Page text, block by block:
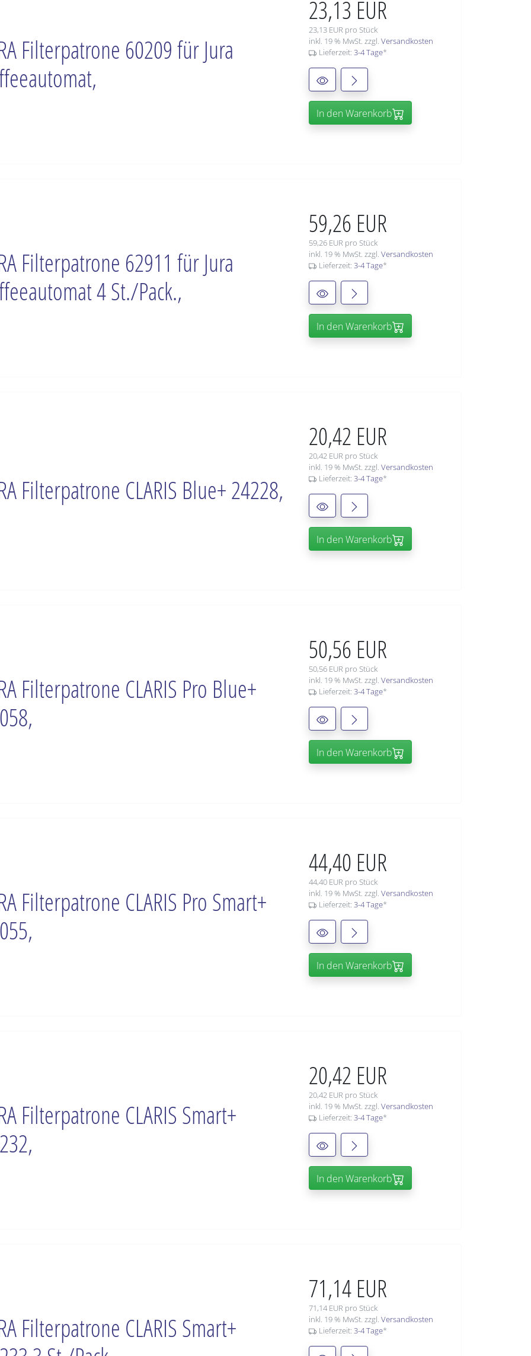
23,13 EUR
23,13 EUR pro Stück
inkl. 19 % MwSt. zzgl. Versandkosten
Lieferzeit: 3-4 Tage*
In den Warenkorb
Filterpatrone 60209 für Jura
59,26 EUR
59,26 EUR pro Stück
inkl. 19 % MwSt. zzgl. Versandkosten
Lieferzeit: 3-4 Tage*
In den Warenkorb
Filterpatrone 62911 für Jura
4 St./Pack.,
20,42 EUR
20,42 EUR pro Stück
inkl. 19 % MwSt. zzgl. Versandkosten
Lieferzeit: 3-4 Tage*
In den Warenkorb
Filterpatrone CLARIS Blue+ 24228,
50,56 EUR
50,56 EUR pro Stück
inkl. 19 % MwSt. zzgl. Versandkosten
Lieferzeit: 3-4 Tage*
In den Warenkorb
Filterpatrone CLARIS Pro Blue+
44,40 EUR
44,40 EUR pro Stück
inkl. 19 % MwSt. zzgl. Versandkosten
Lieferzeit: 3-4 Tage*
In den Warenkorb
Filterpatrone CLARIS Pro Smart+
20,42 EUR
20,42 EUR pro Stück
inkl. 19 % MwSt. zzgl. Versandkosten
Lieferzeit: 3-4 Tage*
In den Warenkorb
Filterpatrone CLARIS Smart+
71,14 EUR
71,14 EUR pro Stück
inkl. 19 % MwSt. zzgl. Versandkosten
Lieferzeit: 3-4 Tage*
Filterpatrone CLARIS Smart+